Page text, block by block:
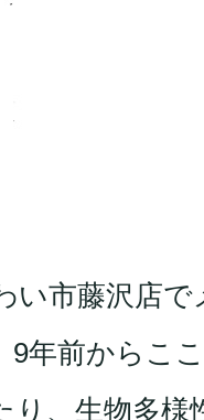
い市藤沢店
9年前からこ
、生物多様